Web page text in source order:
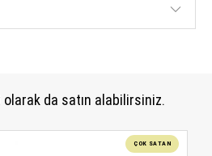
da satın alabilirsiniz.
ÇOK SATAN